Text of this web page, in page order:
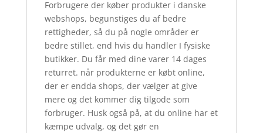
Forbrugere der køber produkter i danske
webshops, begunstiges du af bedre
rettigheder, så du på nogle områder er
bedre stillet, end hvis du handler I fysiske
butikker. Du får med dine varer 14 dages
returret. når produkterne er købt online,
der er endda shops, der vælger at give
mere og det kommer dig tilgode som
forbruger. Husk også på, at du online har et
kæmpe udvalg, og det gør en